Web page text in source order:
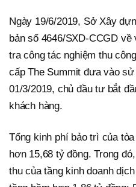
Ngày 19/6/2019, Sở Xây
bản số 4646/SXD-CCGD
tra công tác nghiệm thu
cấp The Summit đưa vào
01/3/2019, chủ đầu tư bắt
khách hàng.
Tổng kinh phí bảo trì của
hơn 15,68 tỷ đồng. Trong
thu của tầng kinh doanh